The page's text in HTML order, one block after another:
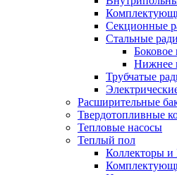
Секционные
Стальные
Боковое
Нижнее
Трубчатые
Расширительные
Твердотопливные
Тепловые насосы
Теплый пол
Коллекторы